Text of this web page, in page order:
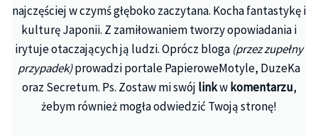
najczęściej w czymś głęboko zaczytana. Kocha fantastykę i
kulturę Japonii. Z zamiłowaniem tworzy opowiadania i
irytuje otaczających ją ludzi. Oprócz bloga (przez zupełny
przypadek)prowadzi portale PapieroweMotyle, DuzeKa
oraz Secretum. Ps. Zostaw mi swój linkwkomentarzu,
żebym również mogła odwiedzić Twoją stronę!